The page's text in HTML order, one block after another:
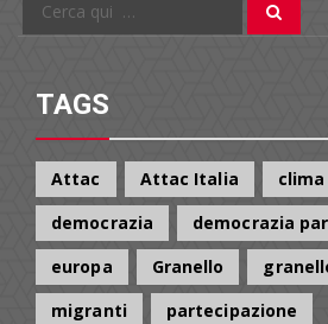
Cerca
TAGS
Attac Attac Italia clima
democrazia
democrazia
europa
Granello
migranti
partecipazione